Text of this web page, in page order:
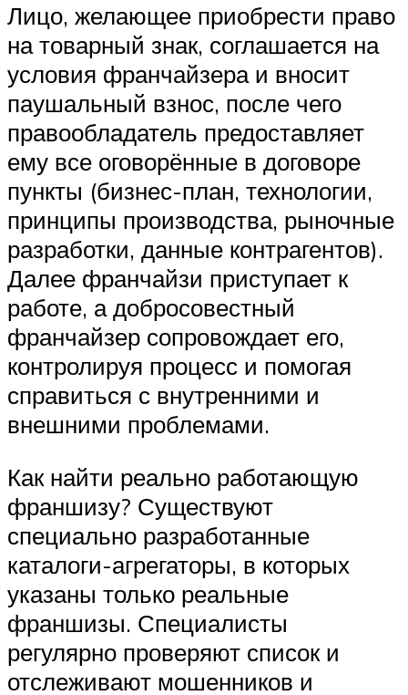
Лицо, желающее приобрести право
на товарный знак, соглашается на
условия франчайзера и вносит
паушальный взнос, после чего
правообладатель предоставляет
ему все оговорённые в договоре
пункты (бизнес-план, технологии,
принципы производства, рыночные
разработки, данные контрагентов).
Далее франчайзи приступает к
работе, а добросовестный
франчайзер сопровождает его,
контролируя процесс и помогая
справиться с внутренними и
внешними проблемами.
Как найти реально работающую
франшизу? Существуют
специально разработанные
каталоги-агрегаторы, в которых
указаны только реальные
франшизы. Специалисты
регулярно проверяют список и
отслеживают мошенников и